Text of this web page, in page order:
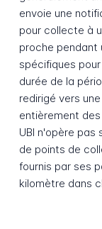
envoie une
pour collecte à
proche pendant
spécifiques
durée de la
redirigé vers
entièrement
UBI n'opère pas
de points de
fournis par ses
kilomètre dans